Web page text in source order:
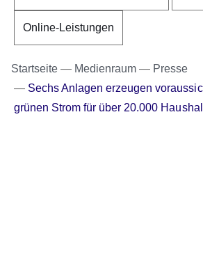
Online-Leistungen
Startseite Medienraum
Presse
Sechs Anlagen erzeugen
grünen Strom für über 20.000